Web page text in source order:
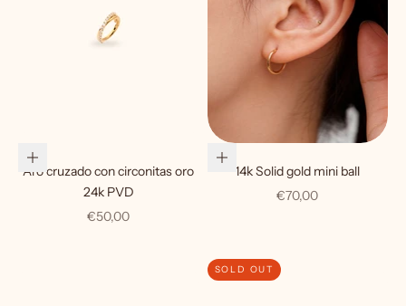
Choose options
Aro cruzado con circonitas oro
24k PVD
Sale price
€50,00
Choose options
14k Solid gold mini ball
Sale price
€70,00
SOLD OUT